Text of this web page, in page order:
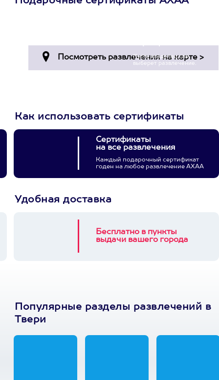
Пусть владелец сам
выберет развлечение.
Как использовать сертификаты
Сертификаты
на все развлечения
Каждый подарочный сертификат
годен на любое развлечение АХАА
Удобная доставка
Бесплатно в пункты
выдачи вашего города
Популярные разделы развлечений в
Твери